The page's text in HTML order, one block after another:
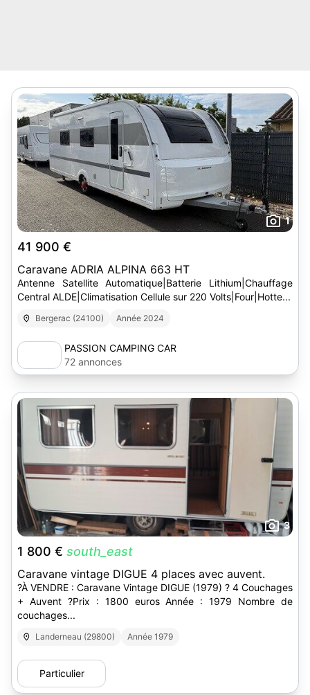
1
41 900 €
Caravane ADRIA ALPINA 663 HT
Antenne Satellite Automatique|Batterie Lithium|Chauffage
Central ALDE|Climatisation Cellule sur 220 Volts|Four|Hotte...
Bergerac (24100) Année 2024
PASSION CAMPING CAR
72 annonces
3
1 800 € south_east
Caravane vintage DIGUE 4 places avec auvent.
?À VENDRE : Caravane Vintage DIGUE (1979) ? 4 Couchages
+ Auvent ?Prix : 1800 euros Année : 1979 Nombre de
couchages...
Landerneau (29800) Année 1979
Particulier